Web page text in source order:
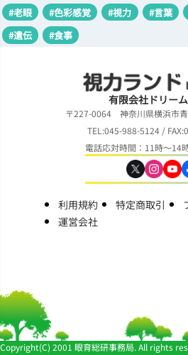
#老眼
#色彩感覚 #視力 #言葉
#遺伝
#食事
有限会社ドリー
〒227-0064 神奈川県横浜市
TEL:045-988-5124 /
電話応対時間：11時～14
利用規約 特定商取引
運営会社
Copyright(C) 2001 眼育総研事務局. All rights